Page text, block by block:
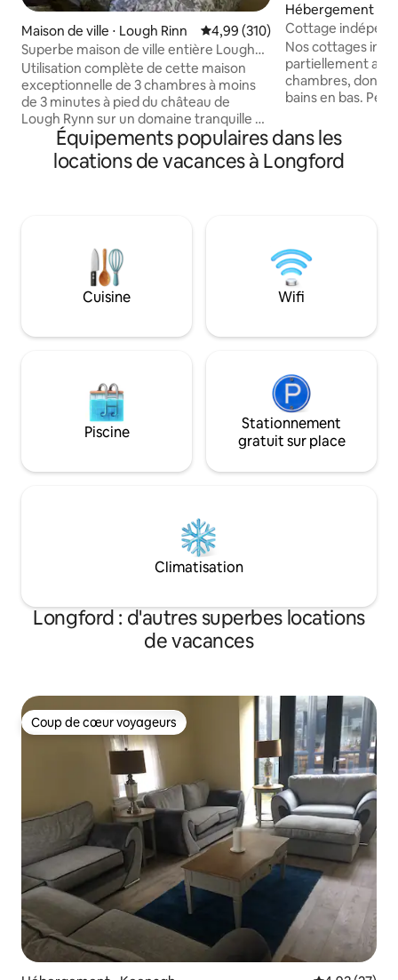
Maison de ville ⋅ Lough Rinn Évaluation moyenne sur la
4,99 (310)
Superbe maison de ville entière Lough
Rynn Castle Estate
Utilisation complète de cette maison
exceptionnelle de 3 chambres à moins
de 3 minutes à pied du château de
Lough Rynn sur un domaine tranquille de
300 acres. La maison est entièrement
équipée et comprend une cuisine
moderne, 2 chambres doubles et une
connectée et tout le confort moderne
attendu. La ville de Mohill est à 3,5 km et
offre tous les services locaux. La ville de
Sligo est à une heure de route, Carrick-
Knock est à 78 km et l'aéroport de
Hébergement ⋅
Cottage
Blue Sky
Nos cottages
partiellement
chambres, dont
bains en bas.
en option.
sereine et de la
l'emplacement
salon avec
petit déjeuner
linge de lit et les
Séjour de 2 nuits
Équipements populaires dans les
locations de vacances à Longford
Cuisine Wifi
Piscine
Stationnement
gratuit sur place
Climatisation
Longford : d'autres superbes locations
de vacances
Coup de cœur voyageurs
Coup de cœur voyageurs